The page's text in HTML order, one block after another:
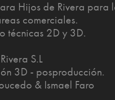
Hijos de Rivera para
comerciales.
técnicas 2D y 3D.
S.L
3D - posproducción.
& Ismael Faro